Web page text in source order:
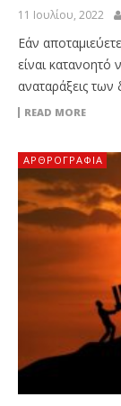
11 Ιουλίου, 2022
Εάν
είναι κατανοητό
αναταράξεις
READ MORE
ΑΡΘΡΟΓΡΑΦΊΑ